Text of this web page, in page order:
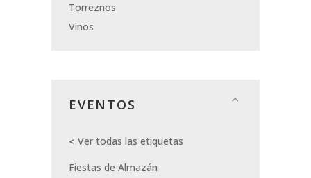
Torreznos
Vinos
EVENTOS
Ver todas las etiquetas
Fiestas de Almazán